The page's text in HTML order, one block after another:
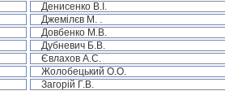
Денисенко В.І.
Джемілєв М. .
Довбенко М.В.
Дубневич Б.В.
Євлахов А.С.
Жолобецький О.О.
Загорій Г.В.